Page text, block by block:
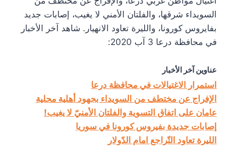
السويداء شرقها، والفلتان الأمني لا يغيب، إصابات جديد
بفايروس كورونا، والليرة تعاود الانهيار. شاهد آخر الأخبار
في محافظة درعا 3 آب 2020:
عناوين آخر الأخبار
استمرار الاغتيالات في محافظة درعا
الإفراج عن مختطف من السويداء بجهود أهلية محلية
عامان على اتفاق التسوية والفلتان الأمنيّ لا يغيب!
إصابات جديدة بفيروس كورونا في سوريا
الليرة تعاود التّراجع امام الدّولار